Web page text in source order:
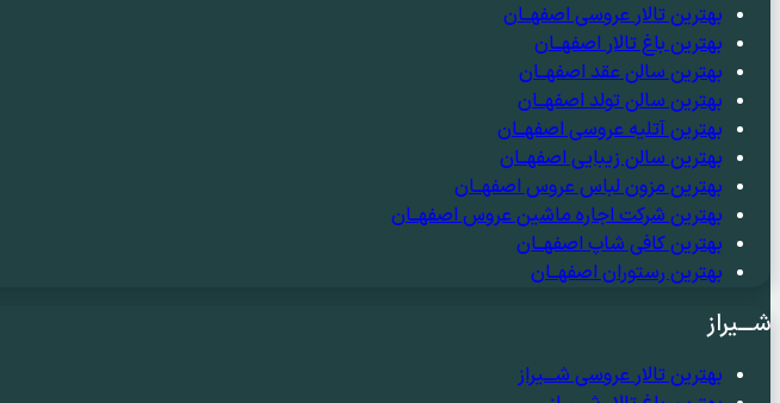
بهترین تالار عروسی اصفهــان
بهترین باغ تالار اصفهــان
بهترین سالن عقد اصفهــان
بهترین سالن تولد اصفهــان
بهترین آتلیه عروسی اصفهــان
بهترین سالن زیبایی اصفهــان
بهترین مزون لباس عروس اصفهــان
بهترین شرکت اجاره ماشین عروس اصفهــان
بهترین کافی شاپ اصفهــان
بهترین رستوران اصفهــان
شـــیراز
بهترین تالار عروسی شـــیراز